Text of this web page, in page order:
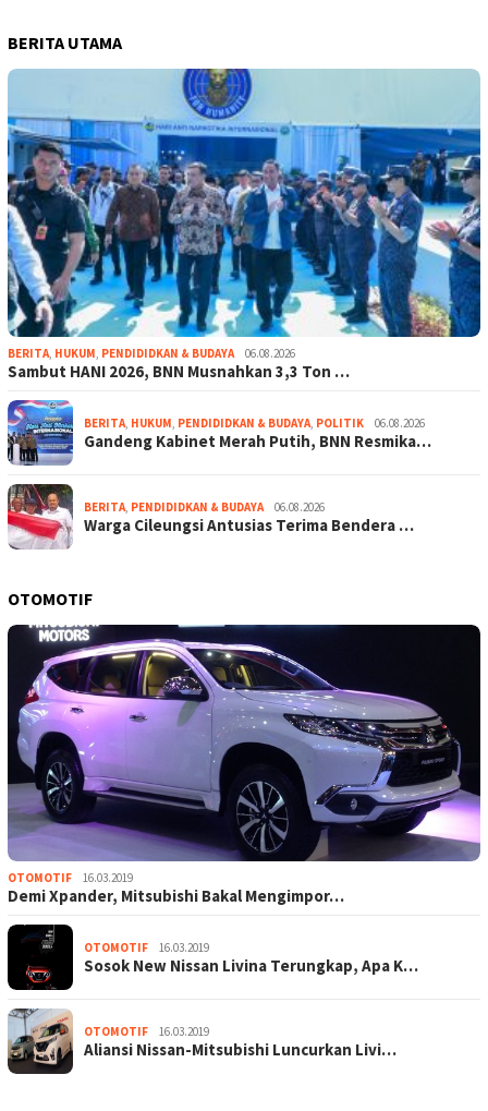
BERITA UTAMA
BERITA, HUKUM, PENDIDIDKAN & BUDAYA 06.08.2026
Sambut HANI 2026, BNN Musnahkan 3,3 Ton …
BERITA, HUKUM, PENDIDIDKAN & BUDAYA, POLITIK 06.08.2026
Gandeng Kabinet Merah Putih, BNN Resmika…
BERITA, PENDIDIDKAN & BUDAYA 06.08.2026
Warga Cileungsi Antusias Terima Bendera …
OTOMOTIF
OTOMOTIF 16.03.2019
Demi Xpander, Mitsubishi Bakal Mengimpor…
OTOMOTIF 16.03.2019
Sosok New Nissan Livina Terungkap, Apa K…
OTOMOTIF 16.03.2019
Aliansi Nissan-Mitsubishi Luncurkan Livi…